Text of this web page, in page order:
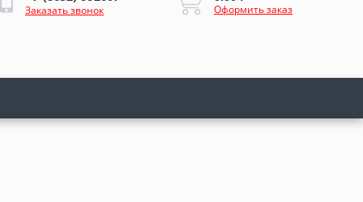
Заказать звонок Оформить заказ